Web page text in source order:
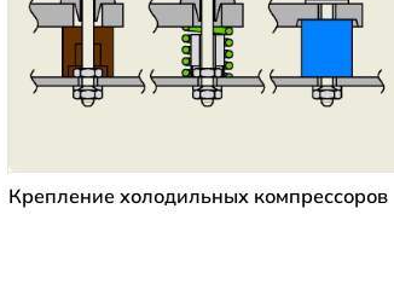
Крепление холодильных компрессоров